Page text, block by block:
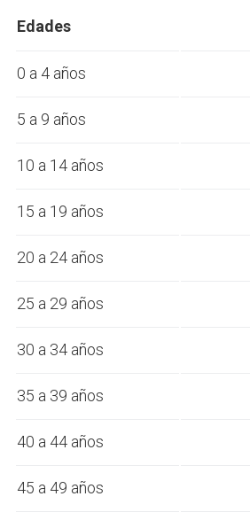
Edades
0 a 4 años
5 a 9 años
10 a 14 años
15 a 19 años
20 a 24 años
25 a 29 años
30 a 34 años
35 a 39 años
40 a 44 años
45 a 49 años